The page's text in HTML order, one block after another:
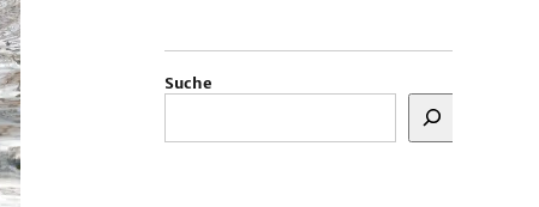
Suche